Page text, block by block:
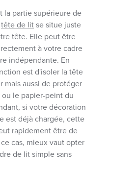
la partie supérieure de
tête de litse situe juste
tête. Elle peut être
à votre cadre
indépendante. En
est d'isoler la tête
mais aussi de protéger
le papier-peint du
si votre décoration
est déjà chargée, cette
rapidement être de
cas, mieux vaut opter
de lit simple sans